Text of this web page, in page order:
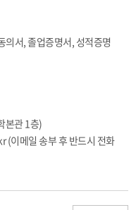
의서, 졸업증명서, 성적증명
본관 1층)
이메일 송부 후 반드시 전화